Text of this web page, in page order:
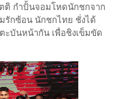
ติ กำปั้นจอมโหดนักชกจาก
รักซ้อน นักชกไทย ชั่งได้
บันหน้ากัน เพื่อชิงเข็มขัด